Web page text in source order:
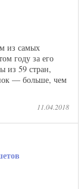
из самых
году за его
из 59 стран,
— больше, чем
11.04.2018